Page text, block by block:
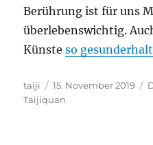
Berührung ist für uns
überlebenswichtig.
Künsteso
Autor
taiji
Veröffentlicht
am
15. November 2019
Taijiquan